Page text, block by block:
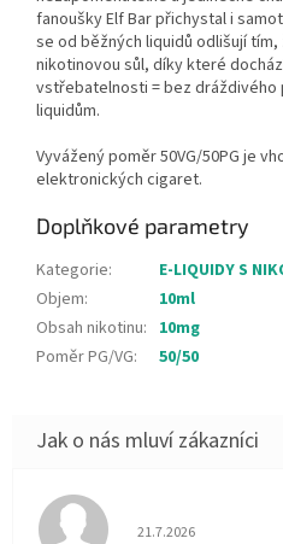
fanoušky Elf Bar přichystal i
se od běžných liquidů odlišují tím,
nikotinovou sůl, díky které
vstřebatelnosti = bez
liquidům.
Vyvážený poměr 50VG/50PG je
elektronických cigaret.
Doplňkové parametry
Kategorie:
E-LIQUIDY S
Objem:
10ml
Obsah nikotinu: 10mg
Poměr PG/VG: 50/50
Hodnocení obchodu
21.7.2026